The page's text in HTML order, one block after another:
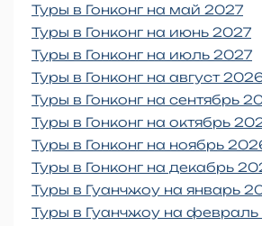
Туры в Гонконг на май 2027
Туры в Гонконг на июнь 2027
Туры в Гонконг на июль 2027
Туры в Гонконг на август
Туры в Гонконг на сентябрь
Туры в Гонконг на октябрь
Туры в Гонконг на ноябрь
Туры в Гонконг на декабрь
Туры в Гуанчжоу на январь
Туры в Гуанчжоу на февраль